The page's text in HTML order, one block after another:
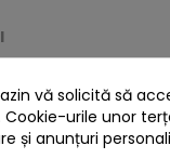
uleiuri de masline
vă solicită să
urile unor
și anunțuri